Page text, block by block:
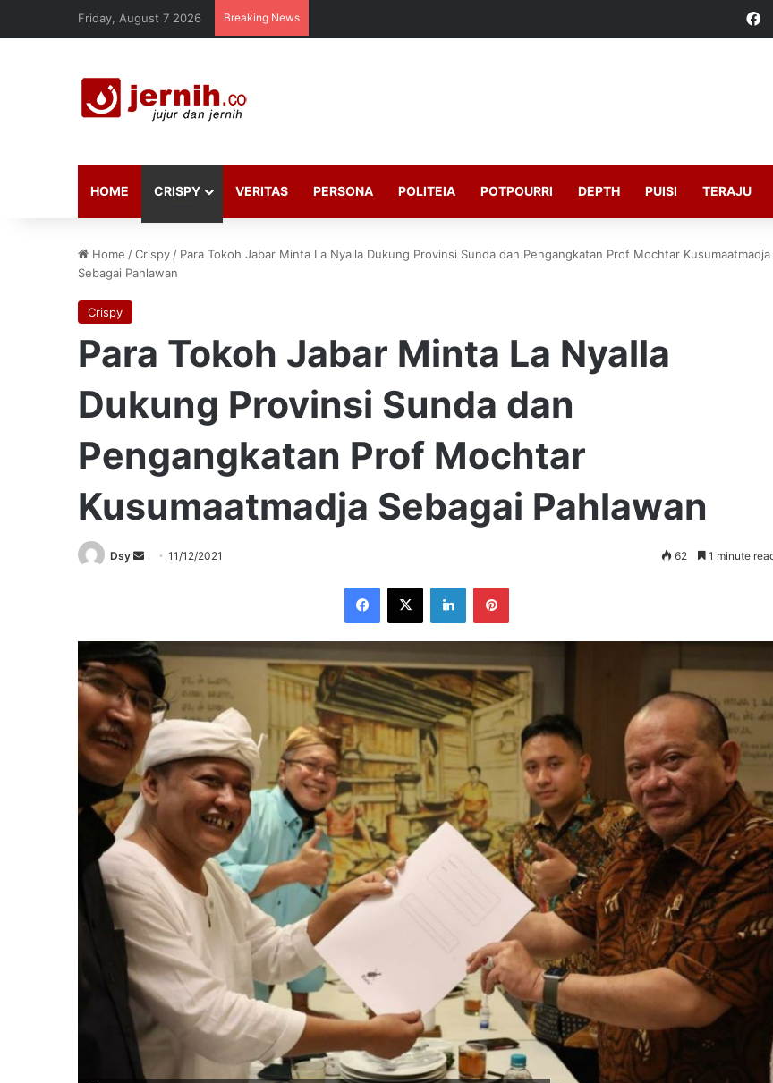
Friday, August 7 2026 Breaking News
HOME CRISPY VERITAS PERSONA POLITEIA POTPOURRI DEPTH PUISI TERAJU
Home /Crispy / Para Tokoh Jabar Minta La Nyalla Dukung Provinsi Sunda dan Pengangkatan Prof Mochtar Kusumaatmadja
Sebagai Pahlawan
Crispy
Para Tokoh Jabar Minta La Nyalla
Dukung Provinsi Sunda dan
Pengangkatan Prof Mochtar
Kusumaatmadja Sebagai Pahlawan
Dsy
Send11/12/2021 62 1 minute
Facebook
X LinkedInPinterest